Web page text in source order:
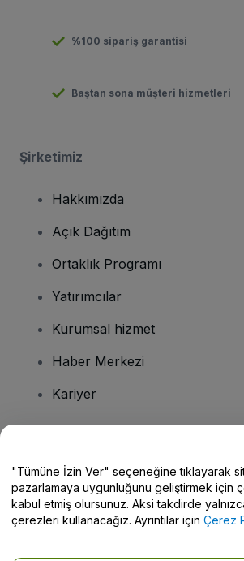
%100 sipariş garantisi
Baştan sona müşteri hizmetleri
Şirketimiz
Hakkımızda
Açık Dağıtım
Ortaklık Programı
Yatırımcılar
Kurumsal hizmet
Haber Merkezi
Kariyer
Yardım Merkezi / Bize Ulaşın
"Tümüne İzin Ver" seçeneğine tıklayarak
pazarlamaya uygunluğunu geliştirmek için
kabul etmiş olursunuz. Aksi takdirde
çerezleri kullanacağız. Ayrıntılar için Çerez